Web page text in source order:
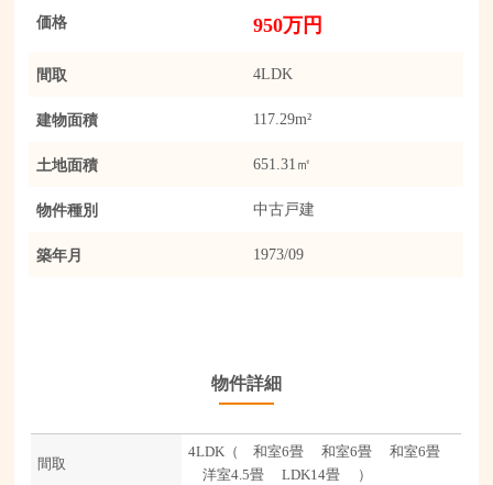
価格 950万円
間取 4LDK
建物面積 117.29m²
土地面積 651.31㎡
物件種別 中古戸建
築年月 1973/09
物件詳細
間取
4LDK（ 和室6畳 和室6畳 和室6畳
洋室4.5畳 LDK14畳 ）